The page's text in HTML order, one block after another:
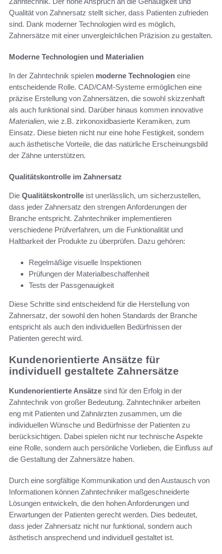
Qualität von Zahnersatz stellt sicher, dass Patienten zufrieden
sind. Dank moderner Technologien wird es möglich,
Zahnersätze mit einer unvergleichlichen Präzision zu gestalten.
Moderne Technologien und Materialien
In der Zahntechnik spielen moderne Technologien eine
entscheidende Rolle. CAD/CAM-Systeme ermöglichen eine
präzise Erstellung von Zahnersätzen, die sowohl skizzenhaft
als auch funktional sind. Darüber hinaus kommen innovative
Materialien, wie z.B. zirkonoxidbasierte Keramiken, zum
Einsatz. Diese bieten nicht nur eine hohe Festigkeit, sondern
auch ästhetische Vorteile, die das natürliche Erscheinungsbild
der Zähne unterstützen.
Qualitätskontrolle im Zahnersatz
Die Qualitätskontrolle ist unerlässlich, um sicherzustellen,
dass jeder Zahnersatz den strengen Anforderungen der
Branche entspricht. Zahntechniker implementieren
verschiedene Prüfverfahren, um die Funktionalität und
Haltbarkeit der Produkte zu überprüfen. Dazu gehören:
Regelmäßige visuelle Inspektionen
Prüfungen der Materialbeschaffenheit
Tests der Passgenauigkeit
Diese Schritte sind entscheidend für die Herstellung von
Zahnersatz, der sowohl den hohen Standards der Branche
entspricht als auch den individuellen Bedürfnissen der
Patienten gerecht wird.
Kundenorientierte Ansätze für
individuell gestaltete Zahnersätze
Kundenorientierte Ansätze sind für den Erfolg in der
Zahntechnik von großer Bedeutung. Zahntechniker arbeiten
eng mit Patienten und Zahnärzten zusammen, um die
individuellen Wünsche und Bedürfnisse der Patienten zu
berücksichtigen. Dabei spielen nicht nur technische Aspekte
eine Rolle, sondern auch persönliche Vorlieben, die Einfluss auf
die Gestaltung der Zahnersätze haben.
Durch eine sorgfältige Kommunikation und den Austausch von
Informationen können Zahntechniker maßgeschneiderte
Lösungen entwickeln, die den hohen Anforderungen und
Erwartungen der Patienten gerecht werden. Dies bedeutet,
dass jeder Zahnersatz nicht nur funktional, sondern auch
ästhetisch ansprechend und individuell gestaltet ist.